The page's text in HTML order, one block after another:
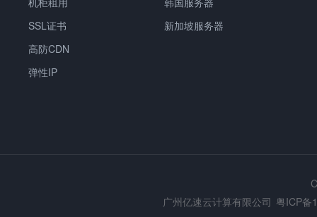
SSL证书
高防CDN
弹性IP
新加坡服务器
广州亿速云计算有限公司 粤ICP备